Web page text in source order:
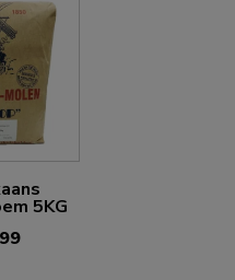
5KG